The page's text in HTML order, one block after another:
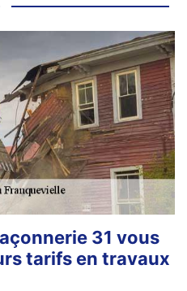
31 vous
tarifs en travaux